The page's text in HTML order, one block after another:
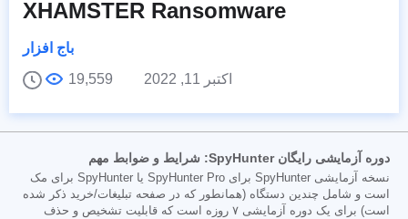
XHAMSTER Ransomware
باج افزار
اکتبر 11, 2022
19,559
دوره آزمایشی رایگان SpyHunter: شرایط و ضوابط مهم
نسخه آزمایشی SpyHunter برای SpyHunter Pro یا SpyHunter برای مک
است و شامل چندین دستگاه (همانطور که در صفحه تبلیغات/خرید ذکر شده
است) برای یک دوره آزمایشی ۷ روزه است که قابلیت تشخیص و حذف